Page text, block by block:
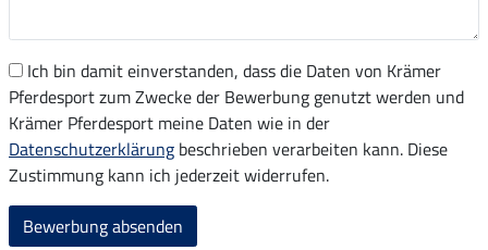
Ich bin damit einverstanden, dass die Daten von Krämer
Pferdesport zum Zwecke der Bewerbung genutzt werden und
Krämer Pferdesport meine Daten wie in der
Datenschutzerklärung beschrieben verarbeiten kann. Diese
Zustimmung kann ich jederzeit widerrufen.
Bewerbung absenden